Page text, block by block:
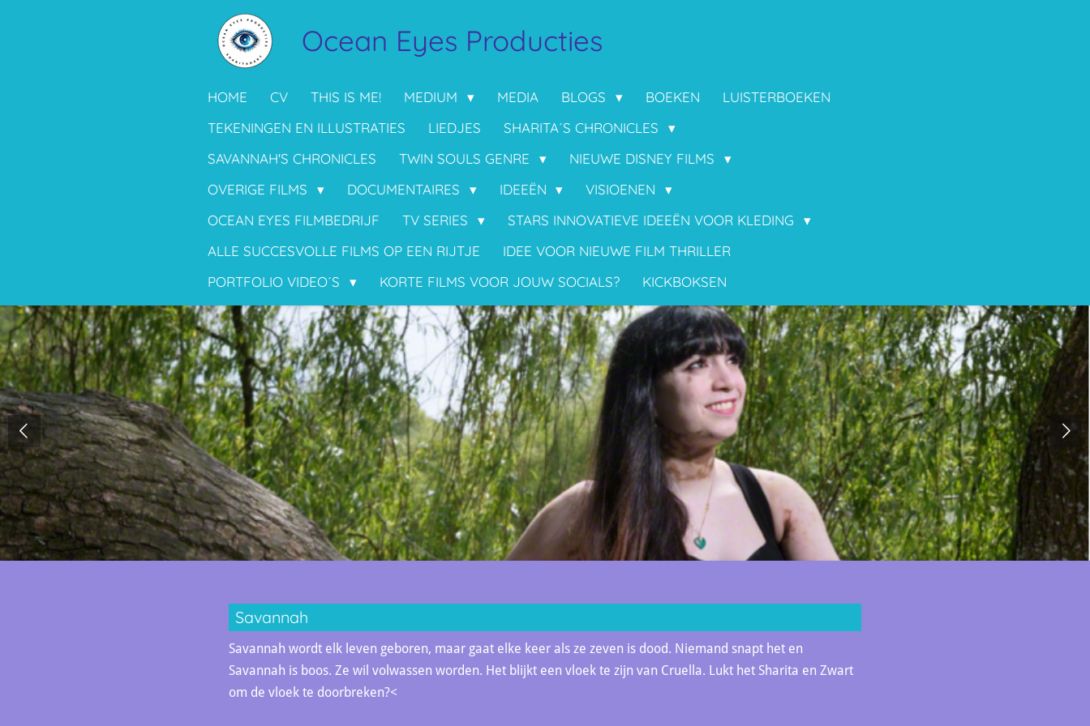
Ocean Eyes Producties
HOME CV THIS IS ME! MEDIUM MEDIA BLOGS BOEKEN
LUISTERBOEKEN
TEKENINGEN EN ILLUSTRATIES
LIEDJES
SHARITA´S CHRONICLES
SAVANNAH'S CHRONICLES
TWIN SOULS GENRE
NIEUWE DISNEY FILMS
OVERIGE FILMS
DOCUMENTAIRES IDEEËN
VISIOENEN
OCEAN EYES FILMBEDRIJF
TV SERIES
STARS INNOVATIEVE IDEEËN VOOR KLEDING
ALLE SUCCESVOLLE FILMS OP EEN RIJTJE
IDEE VOOR NIEUWE FILM THRILLER
PORTFOLIO VIDEO´S
KORTE FILMS VOOR JOUW SOCIALS? KICKBOKSEN
Savannah
Savannah wordt elk leven geboren, maar gaat elke keer als ze zeven is dood. Niemand snapt het en
Savannah is boos. Ze wil volwassen worden. Het blijkt een vloek te zijn van Cruella. Lukt het Sharita en Zwart
om de vloek te doorbreken?<